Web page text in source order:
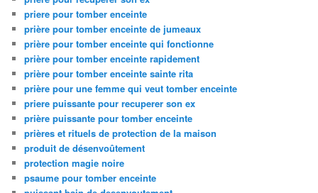
priere pour tomber enceinte
prière pour tomber enceinte de jumeaux
prière pour tomber enceinte qui fonctionne
prière pour tomber enceinte rapidement
prière pour tomber enceinte sainte rita
prière pour une femme qui veut tomber enceinte
priere puissante pour recuperer son ex
prière puissante pour tomber enceinte
prières et rituels de protection de la maison
produit de désenvoûtement
protection magie noire
psaume pour tomber enceinte